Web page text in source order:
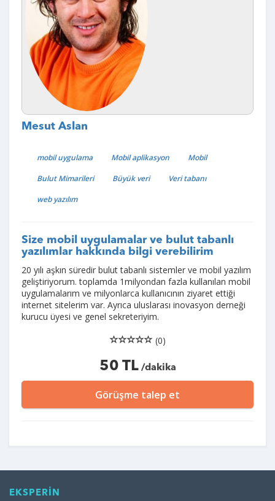
Mesut Aslan
mobil uygulama Mobil aplikasyon
Mobil
Bulut Mimarileri
Büyük veri
Veri tabanı
web yazılım
Size mobil uygulamalar ve bulut tabanlı
yazılımlar hakkında bilgi verebilirim
20 yılı aşkın süredir bulut tabanlı sistemler ve mobil yazılım
geliştiriyorum. toplamda 1milyondan fazla kullanılan mobil
uygulamalarım ve milyonlarca kullanıcının ziyaret ettiği
internet sitelerim var. Ayrıca uluslarası inovasyon derneği
kurucu üyesi ve genel sekreteriyim.
(0)
50 TL/dakika
Görüşme talep et
EKSPERİN